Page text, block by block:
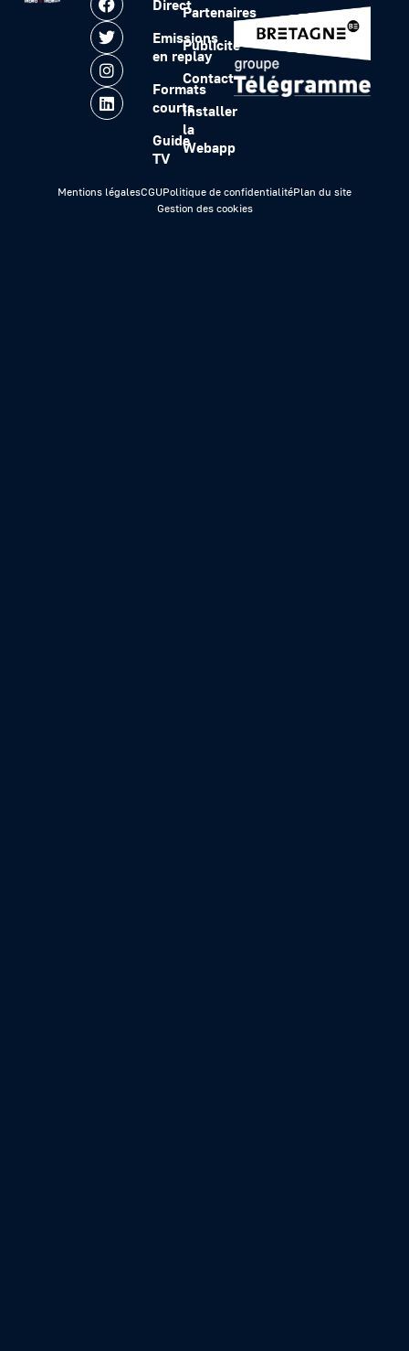
Direct
Emissions
en replay
Formats
courts
Guide
TV
Partenaires
Publicité
Contact
Installer
la
Webapp
Mentions légalesCGUPolitique de confidentialitéPlan du site
Gestion des cookies